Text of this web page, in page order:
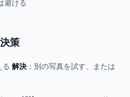
避ける
策
る 解決 ：別の写真を試す、または